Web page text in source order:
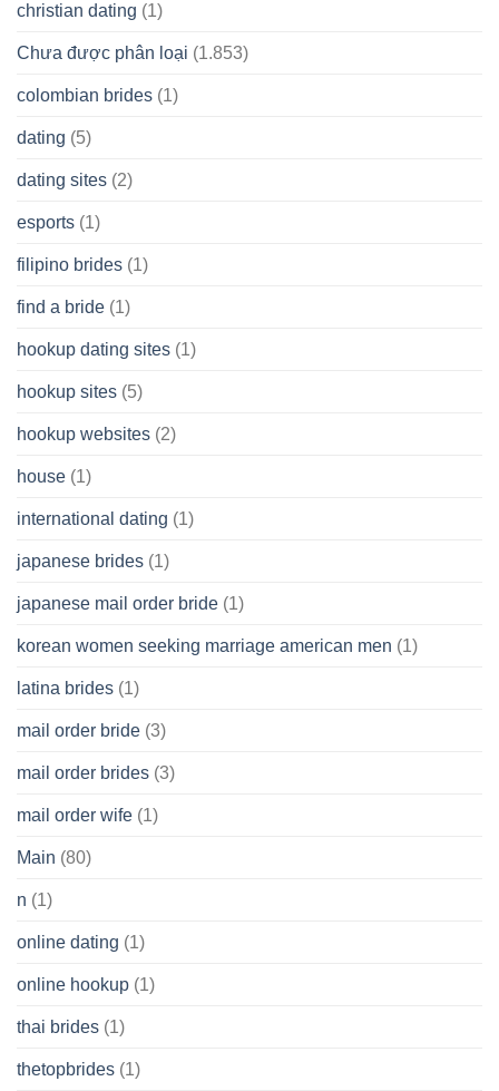
christian dating (1)
Chưa được phân loại (1.853)
colombian brides (1)
dating (5)
dating sites (2)
esports (1)
filipino brides (1)
find a bride (1)
hookup dating sites (1)
hookup sites (5)
hookup websites (2)
house (1)
international dating (1)
japanese brides (1)
japanese mail order bride (1)
korean women seeking marriage american men (1)
latina brides (1)
mail order bride (3)
mail order brides (3)
mail order wife (1)
Main (80)
n (1)
online dating (1)
online hookup (1)
thai brides (1)
thetopbrides (1)